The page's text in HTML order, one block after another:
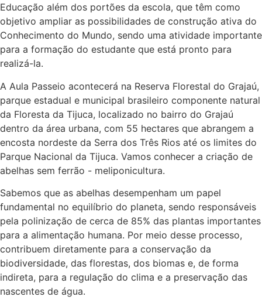
Educação além dos portões da escola, que têm como
objetivo ampliar as possibilidades de construção ativa do
Conhecimento do Mundo, sendo uma atividade importante
para a formação do estudante que está pronto para
realizá-la.
A Aula Passeio acontecerá na Reserva Florestal do Grajaú,
parque estadual e municipal brasileiro componente natural
da Floresta da Tijuca, localizado no bairro do Grajaú
dentro da área urbana, com 55 hectares que abrangem a
encosta nordeste da Serra dos Três Rios até os limites do
Parque Nacional da Tijuca. Vamos conhecer a criação de
abelhas sem ferrão - meliponicultura.
Sabemos que as abelhas desempenham um papel
fundamental no equilíbrio do planeta, sendo responsáveis
pela polinização de cerca de 85% das plantas importantes
para a alimentação humana. Por meio desse processo,
contribuem diretamente para a conservação da
biodiversidade, das florestas, dos biomas e, de forma
indireta, para a regulação do clima e a preservação das
nascentes de água.